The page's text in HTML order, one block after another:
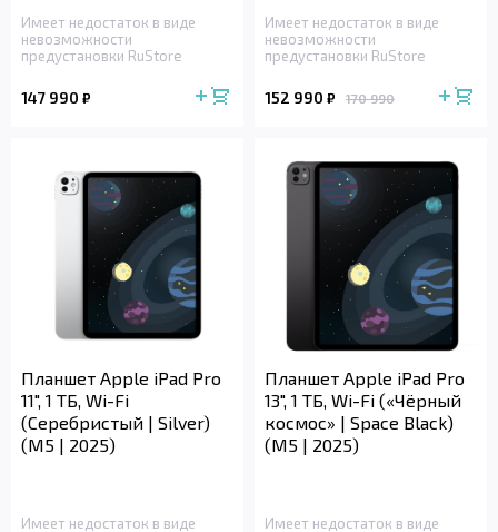
Имеет недостаток в виде
невозможности
предустановки RuStore
147 990 ₽
Имеет недостаток в виде
невозможности
предустановки RuStore
152 990 ₽ 170 990
Планшет Apple iPad Pro
11", 1 ТБ, Wi-Fi
(Серебристый | Silver)
(M5 | 2025)
Имеет недостаток в виде
Планшет Apple iPad Pro
13", 1 ТБ, Wi-Fi («Чёрный
космос» | Space Black)
(M5 | 2025)
Имеет недостаток в виде